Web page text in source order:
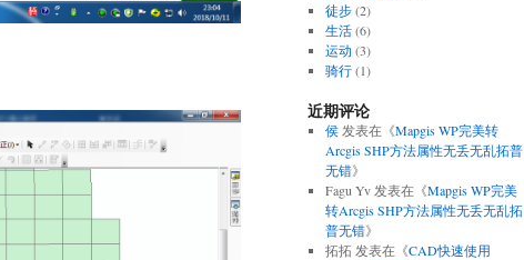
徒步(2)
生活(6)
运动 (3)
骑行(1)
近期评论
侯发表在《Mapgis WP完美转
Arcgis SHP方法属性无丢无乱拓普
无错》
Fagu Yv发表在《Mapgis WP完美
转Arcgis SHP方法属性无丢无乱拓
普无错》
拓拓 发表在《CAD快速使用